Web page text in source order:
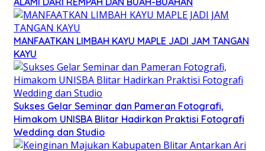
MANFAATKAN LIMBAH KAYU MAPLE JADI JAM TANGAN
KAYU
Sukses Gelar Seminar dan Pameran Fotografi,
Himakom UNISBA Blitar Hadirkan Praktisi Fotografi
Wedding dan Studio